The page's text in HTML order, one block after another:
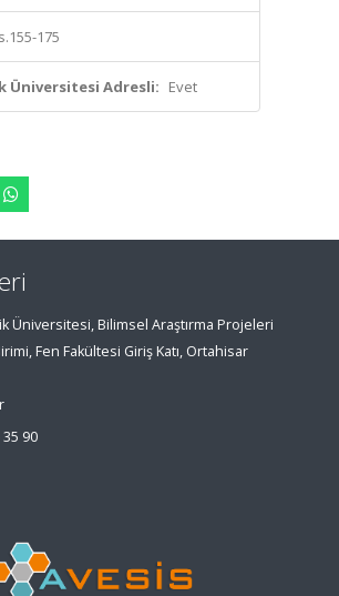
175
Üniversitesi Adresli: Evet
Üniversitesi, Bilimsel Araştırma Projeleri
Fen Fakültesi Giriş Katı, Ortahisar
35 90